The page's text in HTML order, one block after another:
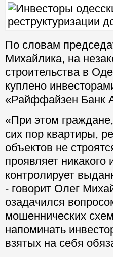
По словам
Михайлика, на
строительства в
куплено
«Райффайзен Банк
«При этом
сих пор квартиры,
объектов не
проявляет
контролирует
- говорит Олег
озадачился
мошеннических
напоминать
взятых на себя